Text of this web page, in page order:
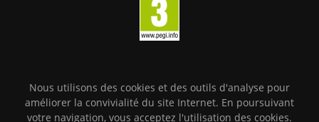
Nous utilisons des cookies et des outils d'analyse pour
améliorer la convivialité du site Internet. En poursuivant
votre navigation, vous acceptez l'utilisation des cookies.